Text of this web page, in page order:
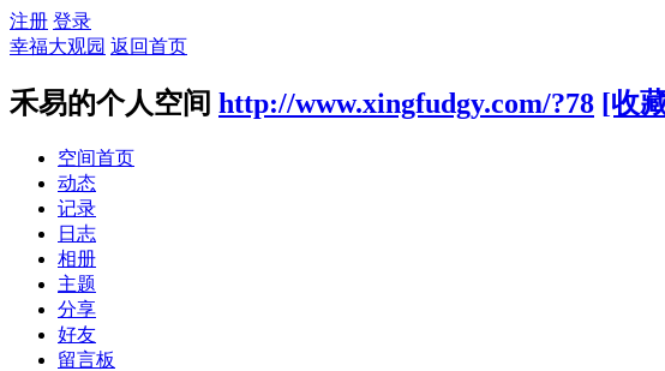
注册 登录
幸福大观园 返回首页
禾易的个人空间 http://www.xingfudgy.com/?78 [收
空间首页
动态
记录
日志
相册
主题
分享
好友
留言板